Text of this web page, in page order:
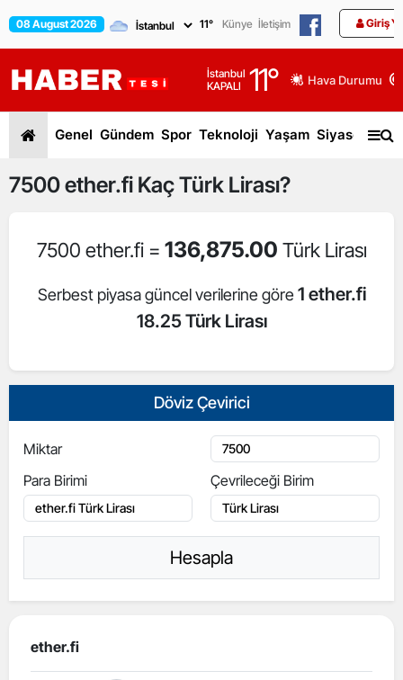
08 August 2026 11° Künye İletişim Giriş
İstanbul
KAPALI
11° Hava Durumu
Genel Gündem Spor Teknoloji Yaşam Siyaset
7500ether.fi Kaç Türk Lirası?
7500 ether.fi = 136,875.00 Türk Lirası
Serbest piyasa güncel verilerine göre 1 ether.fi
18.25 Türk Lirası
Döviz Çevirici
Miktar
Para Birimi
Çevrileceği Birim
Hesapla
ether.fi